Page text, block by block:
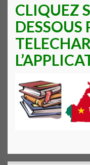
CLIQUEZ
DESSOUS